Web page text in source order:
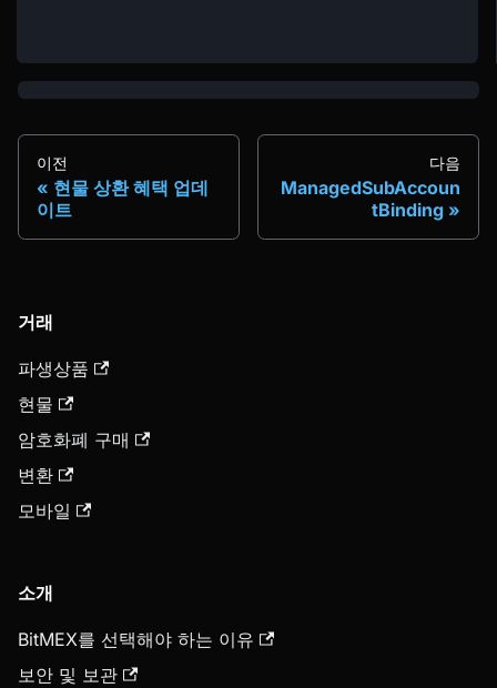
이전
현물 상환 혜택 업데
이트
다음
ManagedSubAccoun
tBinding
거래
파생상품
현물
암호화폐 구매
변환
모바일
소개
BitMEX를 선택해야 하는 이유
보안 및 보관